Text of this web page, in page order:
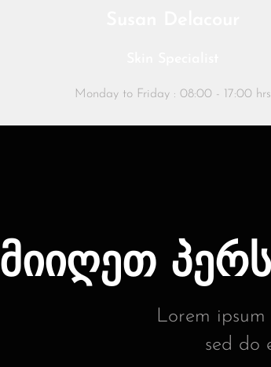
Monday to Friday : 08:00 - 17:00 hrs
მიიღეთ
Lorem
sed do